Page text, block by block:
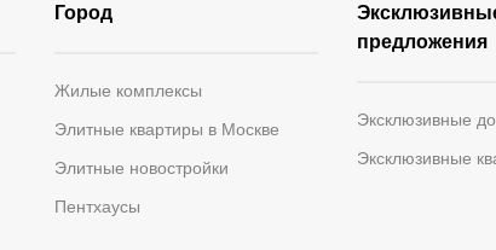
Город
Жилые комплексы
Элитные квартиры в Москве
Элитные новостройки
Пентхаусы
предложения
Эксклюзивные
Эксклюзивные